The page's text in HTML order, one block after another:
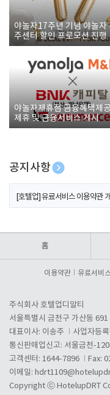
야놀자17주년 기념 야놀자
주센터 할인 프로모션 진행
야놀자제휴점 금융혜택제
제휴 및 금융서비스 게시
공지사항
[호텔업] 개인정보 처리방침 개정
[호텔업] 유료서비스 이용약관
홈
이용약관 유료서비
주식회사 호텔업디알티
서울특별시 금천구 가산동
대표이사: 이송주
사업자등
통신판매업신고: 서울금천-
고객센터: 1644-7896
Fax:
이메일:
Copyright ⓒ HotelupDRT